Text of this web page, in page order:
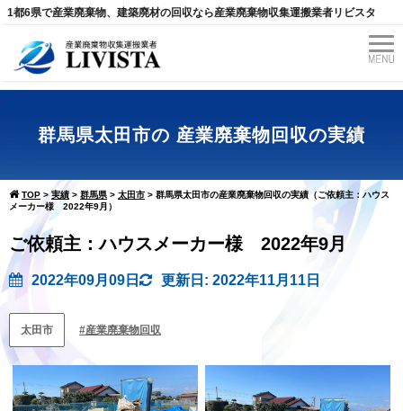
1都6県で産業廃棄物、建築廃材の回収なら産業廃棄物収集運搬業者リビスタ
群馬県太田市の 産業廃棄物回収の実績
TOP > 実績 > 群馬県 > 太田市 > 群馬県太田市の産業廃棄物回収の実績（ご依頼主：ハウス
メーカー様 2022年9月）
ご依頼主：ハウスメーカー様 2022年9月
2022年09月09日 更新日: 2022年11月11日
太田市 産業廃棄物回収